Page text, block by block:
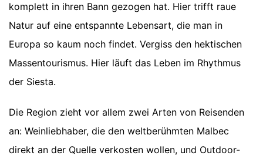
komplett in ihren Bann gezogen hat. Hier trifft raue
Natur auf eine entspannte Lebensart, die man in
Europa so kaum noch findet. Vergiss den hektischen
Massentourismus. Hier läuft das Leben im Rhythmus
der Siesta.
Die Region zieht vor allem zwei Arten von Reisenden
an: Weinliebhaber, die den weltberühmten Malbec
direkt an der Quelle verkosten wollen, und Outdoor-